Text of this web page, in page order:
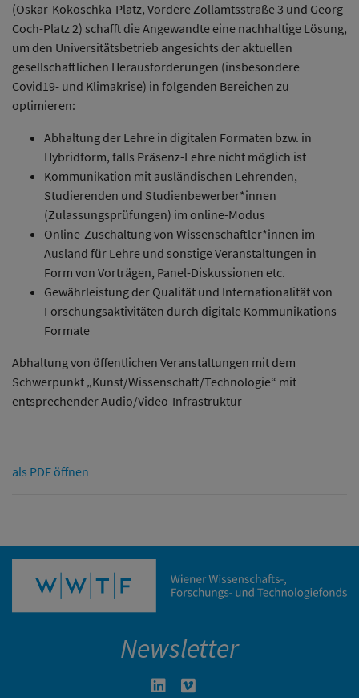
(Oskar-Kokoschka-Platz, Vordere Zollamtsstraße 3 und Georg
Coch-Platz 2) schafft die Angewandte eine nachhaltige Lösung,
um den Universitätsbetrieb angesichts der aktuellen
gesellschaftlichen Herausforderungen (insbesondere
Covid19- und Klimakrise) in folgenden Bereichen zu
optimieren:
Abhaltung der Lehre in digitalen Formaten bzw. in
Hybridform, falls Präsenz-Lehre nicht möglich ist
Kommunikation mit ausländischen Lehrenden,
Studierenden und Studienbewerber*innen
(Zulassungsprüfungen) im online-Modus
Online-Zuschaltung von Wissenschaftler*innen im
Ausland für Lehre und sonstige Veranstaltungen in
Form von Vorträgen, Panel-Diskussionen etc.
Gewährleistung der Qualität und Internationalität von
Forschungsaktivitäten durch digitale Kommunikations-
Formate
Abhaltung von öffentlichen Veranstaltungen mit dem
Schwerpunkt „Kunst/Wissenschaft/Technologie“ mit
entsprechender Audio/Video-Infrastruktur
als PDF öffnen
Newsletter
Linkedin in neuem Fenster öffnen